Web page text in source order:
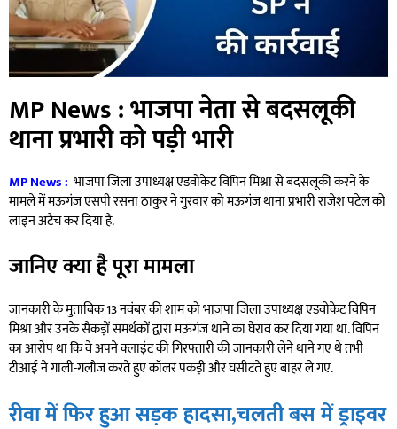
MP News : भाजपा नेता से बदसलूकी
थाना प्रभारी को पड़ी भारी
MP News: भाजपा जिला उपाध्यक्ष एडवोकेट विपिन मिश्रा से बदसलूकी करने के
मामले में मऊगंज एसपी रसना ठाकुर ने गुरवार को मऊगंज थाना प्रभारी राजेश पटेल को
लाइन अटैच कर दिया है.
जानिए क्या है पूरा मामला
जानकारी के मुताबिक 13 नवंबर की शाम को भाजपा जिला उपाध्यक्ष एडवोकेट विपिन
मिश्रा और उनके सैकड़ों समर्थकों द्वारा मऊगंज थाने का घेराव कर दिया गया था. विपिन
का आरोप था कि वे अपने क्लाइंट की गिरफ्तारी की जानकारी लेने थाने गए थे तभी
टीआई ने गाली-गलौज करते हुए कॉलर पकड़ी और घसीटते हुए बाहर ले गए.
रीवा में फिर हुआ सड़क हादसा,चलती बस में ड्राइवर